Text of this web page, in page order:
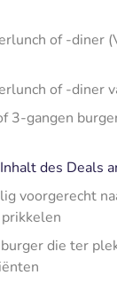
of -diner
of -diner
3-gangen
des Deals
voorgerecht
die ter